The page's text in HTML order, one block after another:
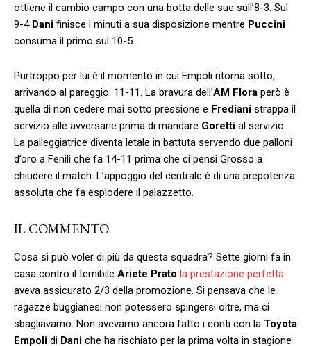
ottiene il cambio campo con una botta delle sue sull’8-3. Sul
9-4 Dani finisce i minuti a sua disposizione mentre Puccini
consuma il primo sul 10-5.
Purtroppo per lui è il momento in cui Empoli ritorna sotto,
arrivando al pareggio: 11-11. La bravura dell’AM Flora però è
quella di non cedere mai sotto pressione e Frediani strappa il
servizio alle avversarie prima di mandare Goretti al servizio.
La palleggiatrice diventa letale in battuta servendo due palloni
d’oro a Fenili che fa 14-11 prima che ci pensi Grosso a
chiudere il match. L’appoggio del centrale è di una prepotenza
assoluta che fa esplodere il palazzetto.
IL COMMENTO
Cosa si può voler di più da questa squadra? Sette giorni fa in
casa contro il temibile Ariete Prato la prestazione perfetta
aveva assicurato 2/3 della promozione. Si pensava che le
ragazze buggianesi non potessero spingersi oltre, ma ci
sbagliavamo. Non avevamo ancora fatto i conti con la Toyota
Empoli di Dani che ha rischiato per la prima volta in stagione